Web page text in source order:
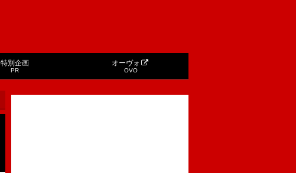
特別企画
PR
オーヴォ
OVO